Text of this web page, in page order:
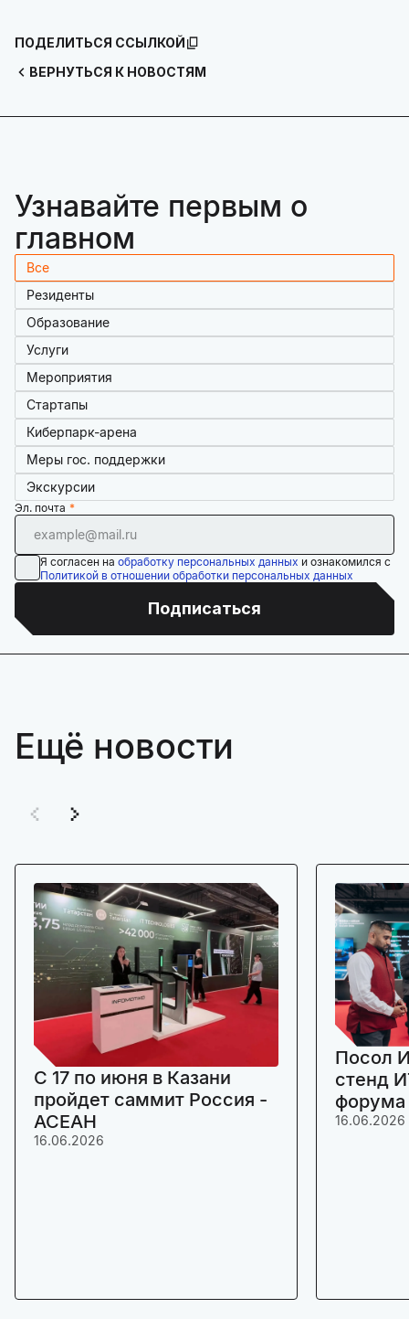
ВЕРНУТЬСЯ К НОВОСТЯМ
ПОДЕЛИТЬСЯ ССЫЛКОЙ
Узнавайте первым о
главном
Все
Резиденты
Образование
Услуги
Мероприятия
Стартапы
Киберпарк-арена
Меры гос. поддержки
Экскурсии
Эл. почта
Я согласен на обработку персональных данных и ознакомился с
Политикой в отношении обработки персональных данных
Подписаться
Ещё новости
C 17 по июня в Казани
пройдет саммит Россия -
АСЕАН
16.06.2026
Посол
стенд
16.06.2026